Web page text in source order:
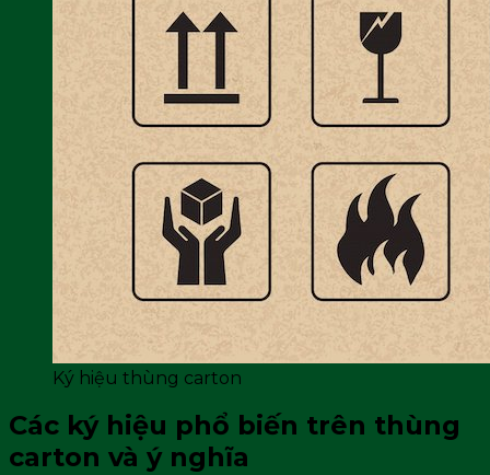
Ký hiệu thùng carton
Các ký hiệu phổ biến trên thùng
carton và ý nghĩa